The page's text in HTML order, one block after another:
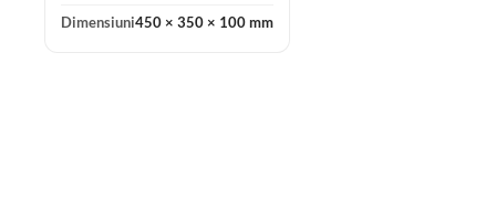
Dimensiuni450 × 350 × 100 mm